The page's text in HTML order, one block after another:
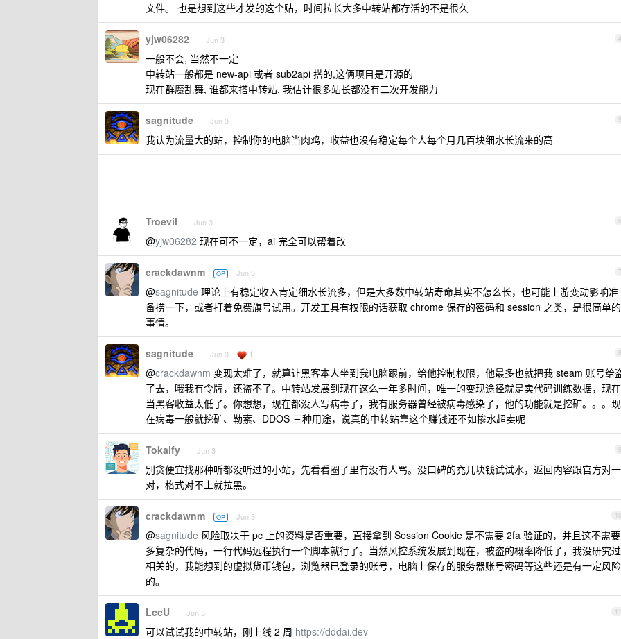
文件。 也是想到这些才发的这个贴，时间拉长大多中转站都存活的不是很久
4
yjw06282 Jun 3
一般不会, 当然不一定
中转站一般都是 new-api 或者 sub2api 搭的,这俩项目是开源的
现在群魔乱舞, 谁都来搭中转站, 我估计很多站长都没有二次开发能力
5
sagnitude Jun 3
我认为流量大的站，控制你的电脑当肉鸡，收益也没有稳定每个人每个月几百块细水长流来的高
6
Troevil Jun 3
@yjw06282 现在可不一定，ai 完全可以帮着改
7
crackdawnm OP Jun 3
@sagnitude 理论上有稳定收入肯定细水长流多，但是大多数中转站寿命其实不怎么长，也可能上游变动影响准
备捞一下，或者打着免费旗号试用。开发工具有权限的话获取 chrome 保存的密码和 session 之类，是很简单的
事情。
8
sagnitude Jun 3 1
@crackdawnm 变现太难了，就算让黑客本人坐到我电脑跟前，给他控制权限，他最多也就把我 steam 账号给
了去，哦我有令牌，还盗不了。中转站发展到现在这么一年多时间，唯一的变现途径就是卖代码训练数据，现在
当黑客收益太低了。你想想，现在都没人写病毒了，我有服务器曾经被病毒感染了，他的功能就是挖矿。。。现
在病毒一般就挖矿、勒索、DDOS 三种用途，说真的中转站靠这个赚钱还不如掺水超卖呢
9
Tokaify Jun 3
别贪便宜找那种听都没听过的小站，先看看圈子里有没有人骂。没口碑的充几块钱试试水，返回内容跟官方对一
对，格式对不上就拉黑。
10
crackdawnm OP Jun 3
@sagnitude 风险取决于 pc 上的资料是否重要，直接拿到 Session Cookie 是不需要 2fa 验证的，并且这不需要
多复杂的代码，一行代码远程执行一个脚本就行了。当然风控系统发展到现在，被盗的概率降低了，我没研究过
相关的，我能想到的虚拟货币钱包，浏览器已登录的账号，电脑上保存的服务器账号密码等这些还是有一定风险
的。
11
LccU Jun 3
可以试试我的中转站，刚上线 2 周 https://dddai.dev